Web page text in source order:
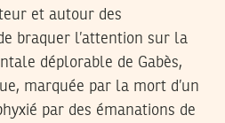
et autour des
braquer l’attention sur la
déplorable de Gabès,
marquée par la mort d’un
par des émanations de